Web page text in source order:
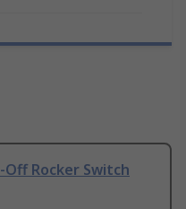
Off Rocker Switch